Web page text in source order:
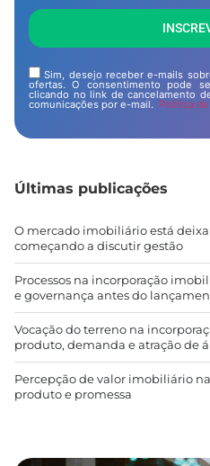
Sim, desejo receber e-mails
ofertas. O consentimento pode
clicando no link de cancelamento
comunicações por e-mail. Politica
Últimas publicações
O mercado imobiliário está
começando a discutir gestão
Processos na incorporação
e governança antes do
Vocação do terreno na
produto, demanda e atração de
Percepção de valor imobiliário
produto e promessa